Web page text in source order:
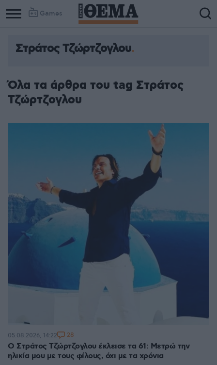
Games
Στράτος Τζώρτζογλου
Όλα τα άρθρα του tag Στράτος
Τζώρτζογλου
Ο Στράτος Τζώρτζογλου έκλεισε τα 61: Μετρώ την
ηλικία μου με τους φίλους, όχι με τα χρόνια
05.08.2026, 14:22 28